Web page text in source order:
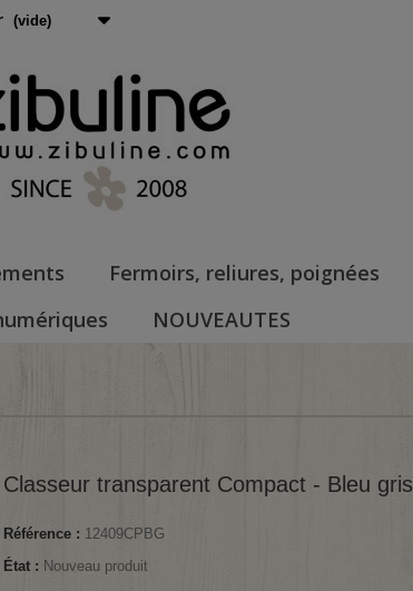
(vide)
Fermoirs, reliures, poignées
NOUVEAUTES
Classeur transparent Compact - Bleu gris
Référence : 12409CPBG
État : Nouveau produit